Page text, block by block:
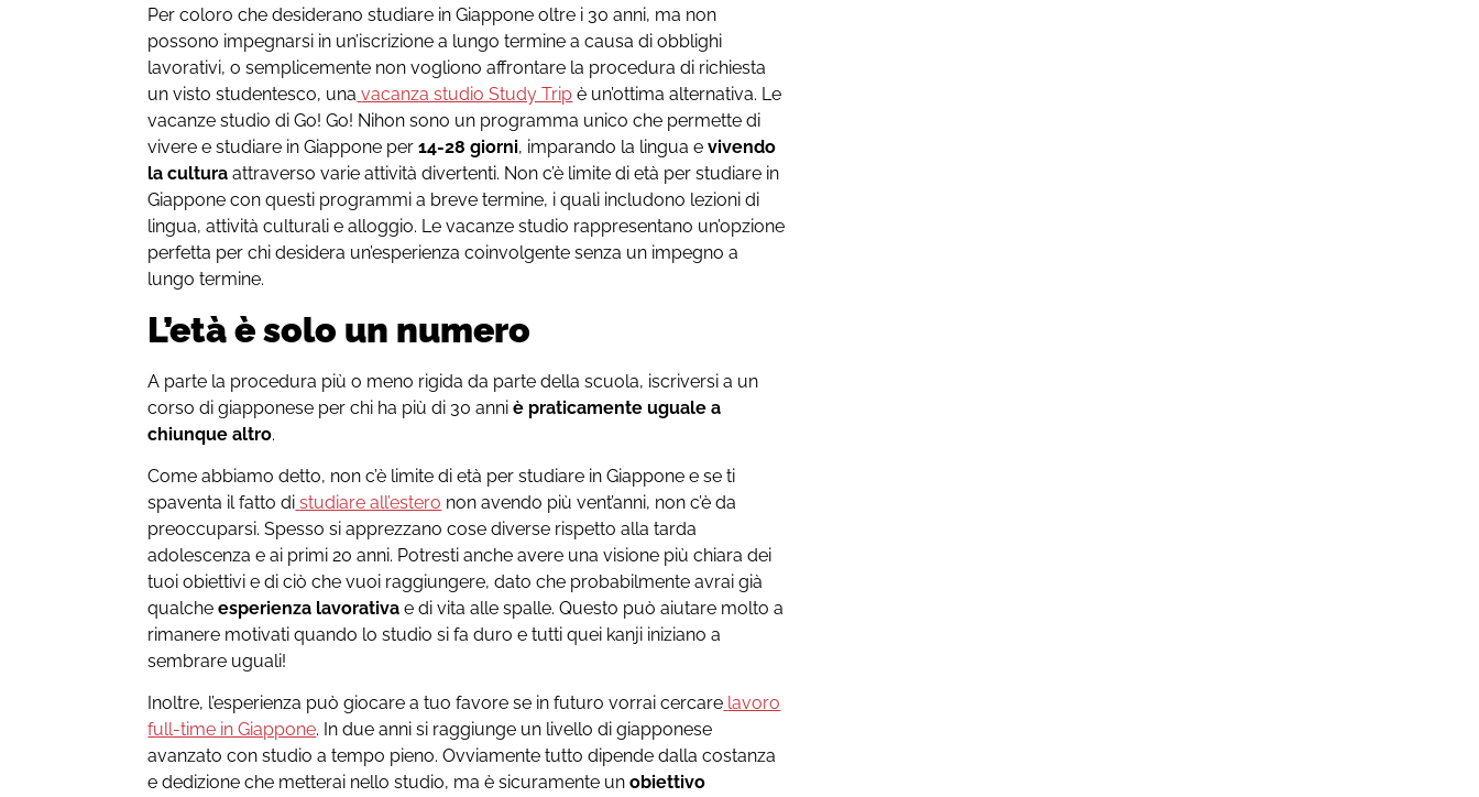
Per coloro che desiderano studiare in Giappone oltre i 30 anni, ma non
possono impegnarsi in un’iscrizione a lungo termine a causa di obblighi
lavorativi, o semplicemente non vogliono affrontare la procedura di richiesta
un visto studentesco, una vacanza studio Study Trip è un’ottima alternativa. Le
vacanze studio di Go! Go! Nihon sono un programma unico che permette di
vivere e studiare in Giappone per14-28 giorni, imparando la lingua evivendo
la cultura attraverso varie attività divertenti. Non c’è limite di età per studiare in
Giappone con questi programmi a breve termine, i quali includono lezioni di
lingua, attività culturali e alloggio. Le vacanze studio rappresentano un’opzione
perfetta per chi desidera un’esperienza coinvolgente senza un impegno a
lungo termine.
L’età è solo un numero
A parte la procedura più o meno rigida da parte della scuola, iscriversi a un
corso di giapponese per chi ha più di 30 anniè praticamente uguale a
chiunque altro.
Come abbiamo detto, non c’è limite di età per studiare in Giappone e se ti
spaventa il fatto di studiare all’estero non avendo più vent’anni, non c’è da
preoccuparsi. Spesso si apprezzano cose diverse rispetto alla tarda
adolescenza e ai primi 20 anni. Potresti anche avere una visione più chiara dei
tuoi obiettivi e di ciò che vuoi raggiungere, dato che probabilmente avrai già
qualcheesperienza lavorativa e di vita alle spalle. Questo può aiutare molto a
rimanere motivati quando lo studio si fa duro e tutti quei kanji iniziano a
sembrare uguali!
Inoltre, l’esperienza può giocare a tuo favore se in futuro vorrai cercare lavoro
full-time in Giappone. In due anni si raggiunge un livello di giapponese
avanzato con studio a tempo pieno. Ovviamente tutto dipende dalla costanza
e dedizione che metterai nello studio, ma è sicuramente unobiettivo